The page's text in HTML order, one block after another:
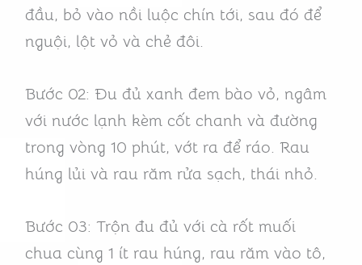
đầu, bỏ vào nồi luộc chín tới, sau đó để
nguội, lột vỏ và chẻ đôi.
Bước 02: Đu đủ xanh đem bào vỏ, ngâm
với nước lạnh kèm cốt chanh và đường
trong vòng 10 phút, vớt ra để ráo. Rau
húng lủi và rau răm rửa sạch, thái nhỏ.
Bước 03: Trộn đu đủ với cà rốt muối
chua cùng 1 ít rau húng, rau răm vào tô,